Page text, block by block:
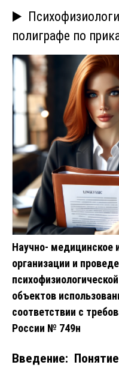
▶️
полиграфе по
Научно- медицинское
организации и
объектов
соответствии с
России № 749н
Введение: